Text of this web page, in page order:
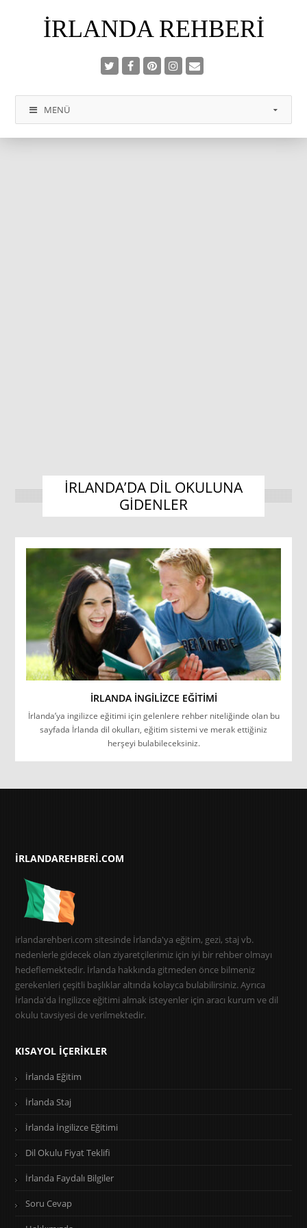
İRLANDA REHBERI
MENÜ
IRLANDA’DA DIL OKULUNA
GIDENLER
İRLANDA İNGILIZCE EĞITIMI
İrlanda’ya ingilizce eğitimi için gelenlere rehber niteliğinde olan bu
sayfada İrlanda dil okulları, eğitim sistemi ve merak ettiğiniz
herşeyi bulabileceksiniz.
IRLANDAREHBERI.COM
irlandarehberi.com sitesinde İrlanda'ya eğitim, gezi, staj vb.
nedenlerle gidecek olan ziyaretçilerimiz için iyi bir rehber olmayı
hedeflemektedir. İrlanda hakkında gitmeden önce bilmeniz
gerekenleri çeşitli başlıklar altında kolayca bulabilirsiniz. Ayrıca
İrlanda'da İngilizce eğitimi almak isteyenler için aracı kurum ve dil
okulu tavsiyesi de verilmektedir.
KISAYOL İÇERIKLER
İrlanda Eğitim
İrlanda Staj
İrlanda İngilizce Eğitimi
Dil Okulu Fiyat Teklifi
İrlanda Faydalı Bilgiler
Soru Cevap